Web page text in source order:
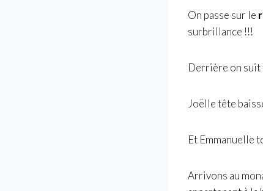
On passe sur le
surbrillance !!!
Derrière on suit
Joëlle tête
Et Emmanuelle
Arrivons au